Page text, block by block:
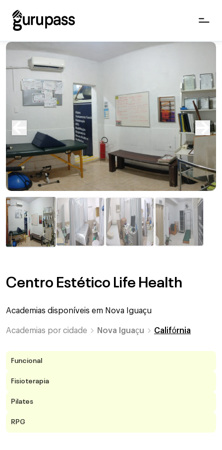
Centro Estético Life Health
Academias disponíveis em Nova Iguaçu
Academias por cidade Nova Iguaçu Califórnia
Funcional
Fisioterapia
Pilates
RPG